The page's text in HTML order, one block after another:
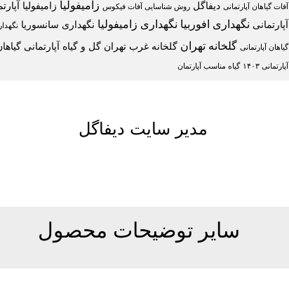
آفات گیاهان آپارتمانی دیفاگل روش شناسایی آفات فیکوس زامیفولیا زامیفولیا
آپارتمانی نگهداری افوربیا نگهداری زامیفولیا نگهداری سانسوریا
گیاهان آپارتمانی گلخانه تهران گلخانه غرب تهران گل و گیاه آپارتمانی
آپارتمانی ۱۴۰۳ گیاه مناسب آپارتمان
مدیر سایت دیفاگل
سایر توضیحات محصول